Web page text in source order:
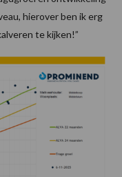
hierover ben ik erg
te kijken!”